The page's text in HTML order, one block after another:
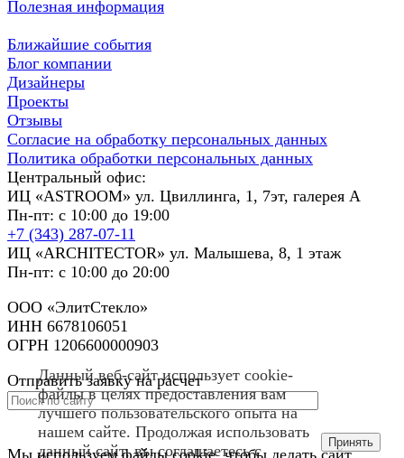
Полезная информация
Ближайшие события
Блог компании
Дизайнеры
Проекты
Отзывы
Согласие на обработку персональных данных
Политика обработки персональных данных
Центральный офис:
ИЦ «ASTROOM» ул. Цвиллинга, 1, 7эт, галерея А
Пн-пт: с 10:00 до 19:00
+7 (343) 287-07-11
ИЦ «ARCHITECTOR» ул. Малышева, 8, 1 этаж
Пн-пт: с 10:00 до 20:00
ООО «ЭлитСтекло»
ИНН 6678106051
ОГРН 1206600000903
Отправить заявку на расчет
Мы используем файлы cookie, чтобы делать сайт
Данный веб-сайт использует cookie-
файлы в целях предоставления вам
лучшего пользовательского опыта на
нашем сайте. Продолжая использовать
данный сайт, вы соглашаетесь с
Принять